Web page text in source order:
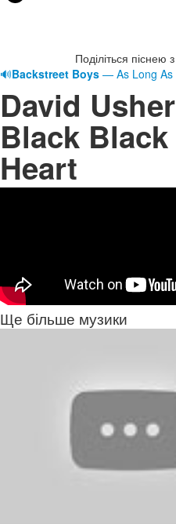
Поділіться піснею
🔊Backstreet Boys — As Long As
David
Black Black
Heart
Ще більше музики